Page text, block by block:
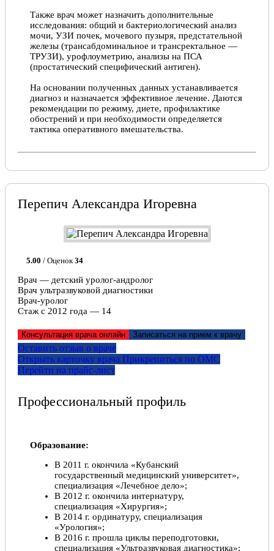
Также врач может назначить дополнительные
исследования: общий и бактериологический анализ
мочи, УЗИ почек, мочевого пузыря, предстательной
железы (трансабдоминальное и трансректальное —
ТРУЗИ), урофлоуметрию, анализы на ПСА
(простатический специфический антиген).
На основании полученных данных устанавливается
диагноз и назначается эффективное лечение. Даются
рекомендации по режиму, диете, профилактике
обострений и при необходимости определяется
тактика оперативного вмешательства.
Перепич Александра Игоревна
5.00 / Оценок34
Врач — детский уролог-андролог
Врач ультразвуковой диагностики
Врач-уролог
Стаж с 2012 года — 14
Консультация врача онлайн Записаться на прием к врачу
Оставить отзыв о враче
Открыть карточку врача Прикрепитьcя по ОМС
Перейти на прайс-лист
Профессиональный профиль
Образование:
В 2011 г. окончила «Кубанский
государственный медицинский университет»,
специализация «Лечебное дело»;
В 2012 г. окончила интернатуру,
специализация «Хирургия»;
В 2014 г. ординатуру, специализация
«Урология»;
В 2016 г. прошла циклы переподготовки,
специализация «Ультразвуковая диагностика»;